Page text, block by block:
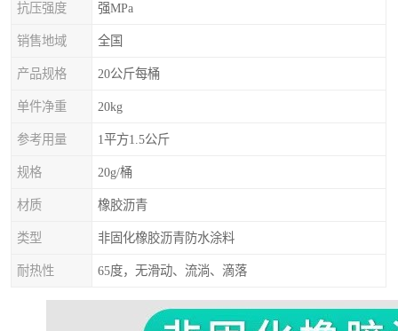
抗压强度 强MPa
销售地域 全国
产品规格 20公斤每桶
单件净重 20kg
参考用量 1平方1.5公斤
规格 20g/桶
材质 橡胶沥青
类型 非固化橡胶沥青防水涂料
耐热性 65度，无滑动、流淌、滴落